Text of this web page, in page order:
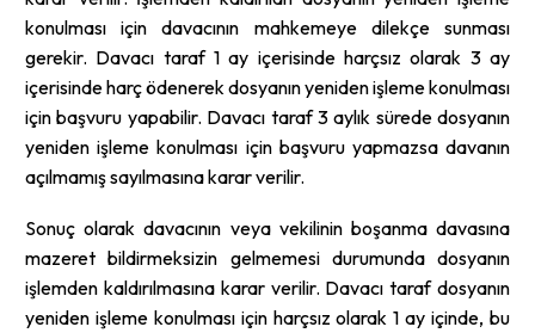
konulması için davacının mahkemeye dilekçe sunması
gerekir. Davacı taraf 1 ay içerisinde harçsız olarak 3 ay
içerisinde harç ödenerek dosyanın yeniden işleme konulması
için başvuru yapabilir. Davacı taraf 3 aylık sürede dosyanın
yeniden işleme konulması için başvuru yapmazsa davanın
açılmamış sayılmasına karar verilir.
Sonuç olarak davacının veya vekilinin boşanma davasına
mazeret bildirmeksizin gelmemesi durumunda dosyanın
işlemden kaldırılmasına karar verilir. Davacı taraf dosyanın
yeniden işleme konulması için harçsız olarak 1 ay içinde, bu